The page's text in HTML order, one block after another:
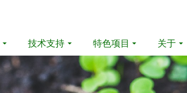
技术支持 特色项目 关于